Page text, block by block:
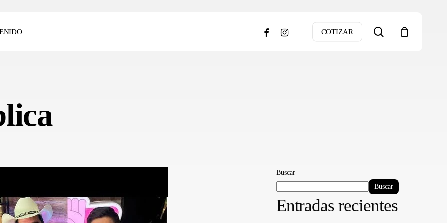
COTIZAR search
facebookinstagram
Buscar
Buscar
Entradas recientes